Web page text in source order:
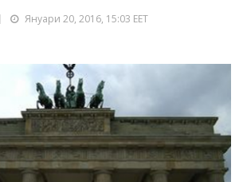
Януари 20, 2016, 15:03 EET